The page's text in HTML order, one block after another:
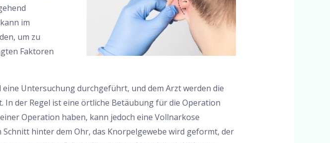
im
um zu
Faktoren
Untersuchung durchgeführt, und dem Arzt werden die
der Regel ist eine örtliche Betäubung für die Operation
Operation haben, kann jedoch eine Vollnarkose
hinter dem Ohr, das Knorpelgewebe wird geformt, der